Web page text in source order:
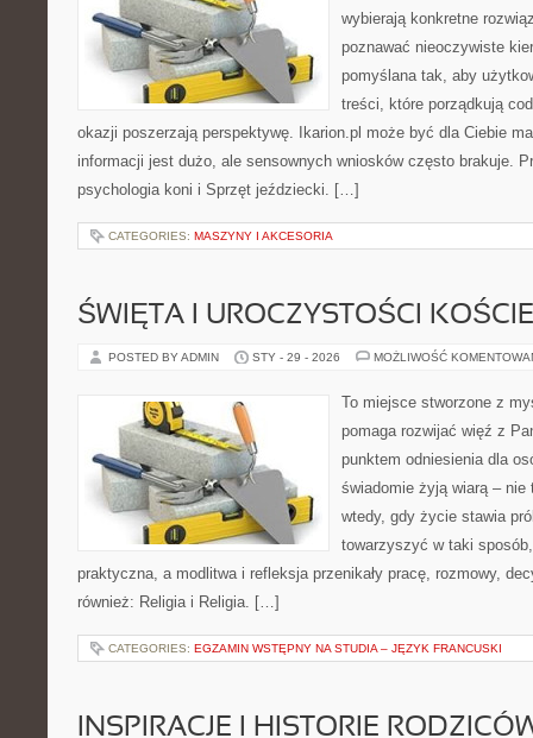
wybierają konkretne
poznawać nieoczywiste
pomyślana tak, aby
treści, które porządkują
okazji poszerzają perspektywę. Ikarion.pl może być dla Ciebie
informacji jest dużo, ale sensownych wniosków często brakuje.
psychologia koni i Sprzęt jeździecki. […]
CATEGORIES: MASZYNY I AKCESORIA
ŚWIĘTA I UROCZYSTOŚCI
POSTED BY ADMIN STY - 29 - 2026 MOŻLIWOŚĆ
To miejsce stworzone z
pomaga rozwijać więź z
punktem odniesienia dla
świadomie żyją wiarą –
wtedy, gdy życie stawia
towarzyszyć w taki
praktyczna, a modlitwa i refleksja przenikały pracę, rozmowy,
również: Religia i Religia. […]
CATEGORIES: EGZAMIN WSTĘPNY NA STUDIA – JĘZYK FRANCUSKI
INSPIRACJE I HISTORIE